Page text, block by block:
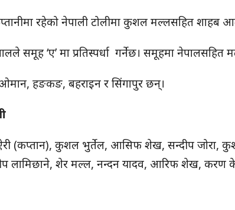
रहेको नेपाली टोलीमा कुशल मल्लसहित शाहब
समूह ‘ए’ मा प्रतिस्पर्धा गर्नेछ। समूहमा नेपालसहित
हङकङ, बहराइन र सिंगापुर छन्।
ऐरी (कप्तान), कुशल भुर्तेल, आसिफ शेख, सन्दीप जोरा,
लामिछाने, शेर मल्ल, नन्दन यादव, आरिफ शेख, करण